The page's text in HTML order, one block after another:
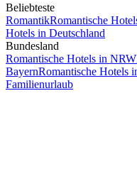
Beliebteste
RomantikRomantische
Hotels in Deutschland
Bundesland
Romantische Hotels in NRW
BayernRomantische Hotels
Familienurlaub